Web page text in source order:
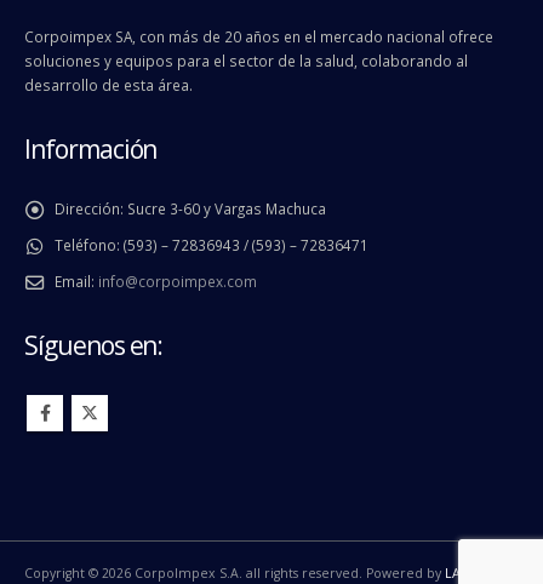
Corpoimpex SA, con más de 20 años en el mercado nacional ofrece
soluciones y equipos para el sector de la salud, colaborando al
desarrollo de esta área.
Información
Dirección: Sucre 3-60 y Vargas Machuca
Teléfono: (593) – 72836943 / (593) – 72836471
Email: info@corpoimpex.com
Síguenos en:
Copyright © 2026 CorpoImpex S.A. all rights reserved. Powered by LA